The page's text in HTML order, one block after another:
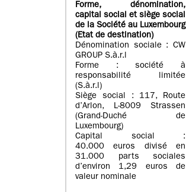
Forme, dénomination,
capital social et siège social
de la Société au Luxembourg
(Etat de destination)
Dénomination sociale : CW
GROUP S.à.r.l
Forme : société à
responsabilité limitée
(S.à.r.l)
Siège social : 117, Route
d’Arlon, L-8009 Strassen
(Grand-Duché de
Luxembourg)
Capital social :
40.000 euros divisé en
31.000 parts sociales
d’environ 1,29 euros de
valeur nominale